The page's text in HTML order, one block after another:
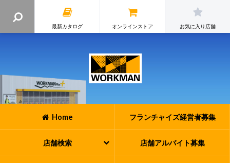
最新カタログ オンラインストア お気に入り店舗
Home フランチャイズ経営者募集
店舗検索 店舗アルバイト募集